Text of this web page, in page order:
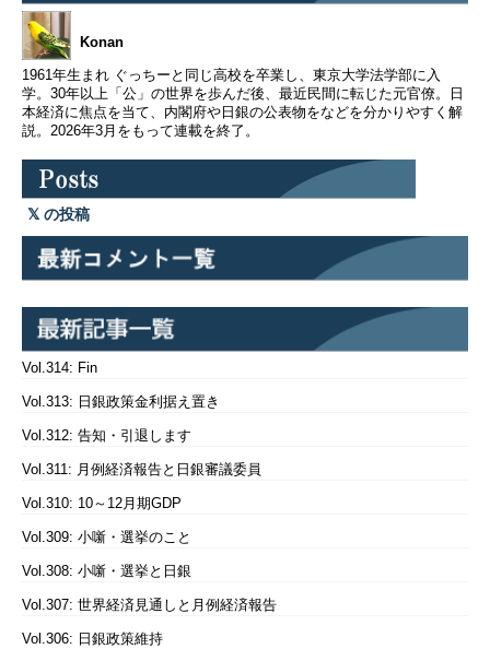
Konan
1961年生まれ ぐっちーと同じ高校を卒業し、東京大学法学部に入
学。30年以上「公」の世界を歩んだ後、最近民間に転じた元官僚。日
本経済に焦点を当て、内閣府や日銀の公表物をなどを分かりやすく解
説。2026年3月をもって連載を終了。
の投稿
Vol.314: Fin
Vol.313: 日銀政策金利据え置き
Vol.312: 告知・引退します
Vol.311: 月例経済報告と日銀審議委員
Vol.310: 10～12月期GDP
Vol.309: 小噺・選挙のこと
Vol.308: 小噺・選挙と日銀
Vol.307: 世界経済見通しと月例経済報告
Vol.306: 日銀政策維持